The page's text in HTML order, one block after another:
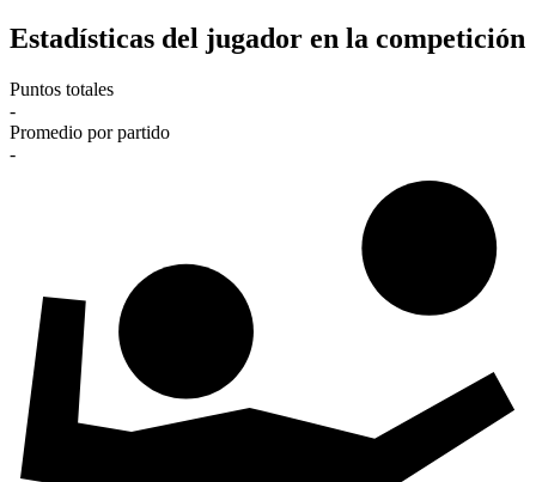
Estadísticas del jugador en la competición
Puntos totales
-
Promedio por partido
-